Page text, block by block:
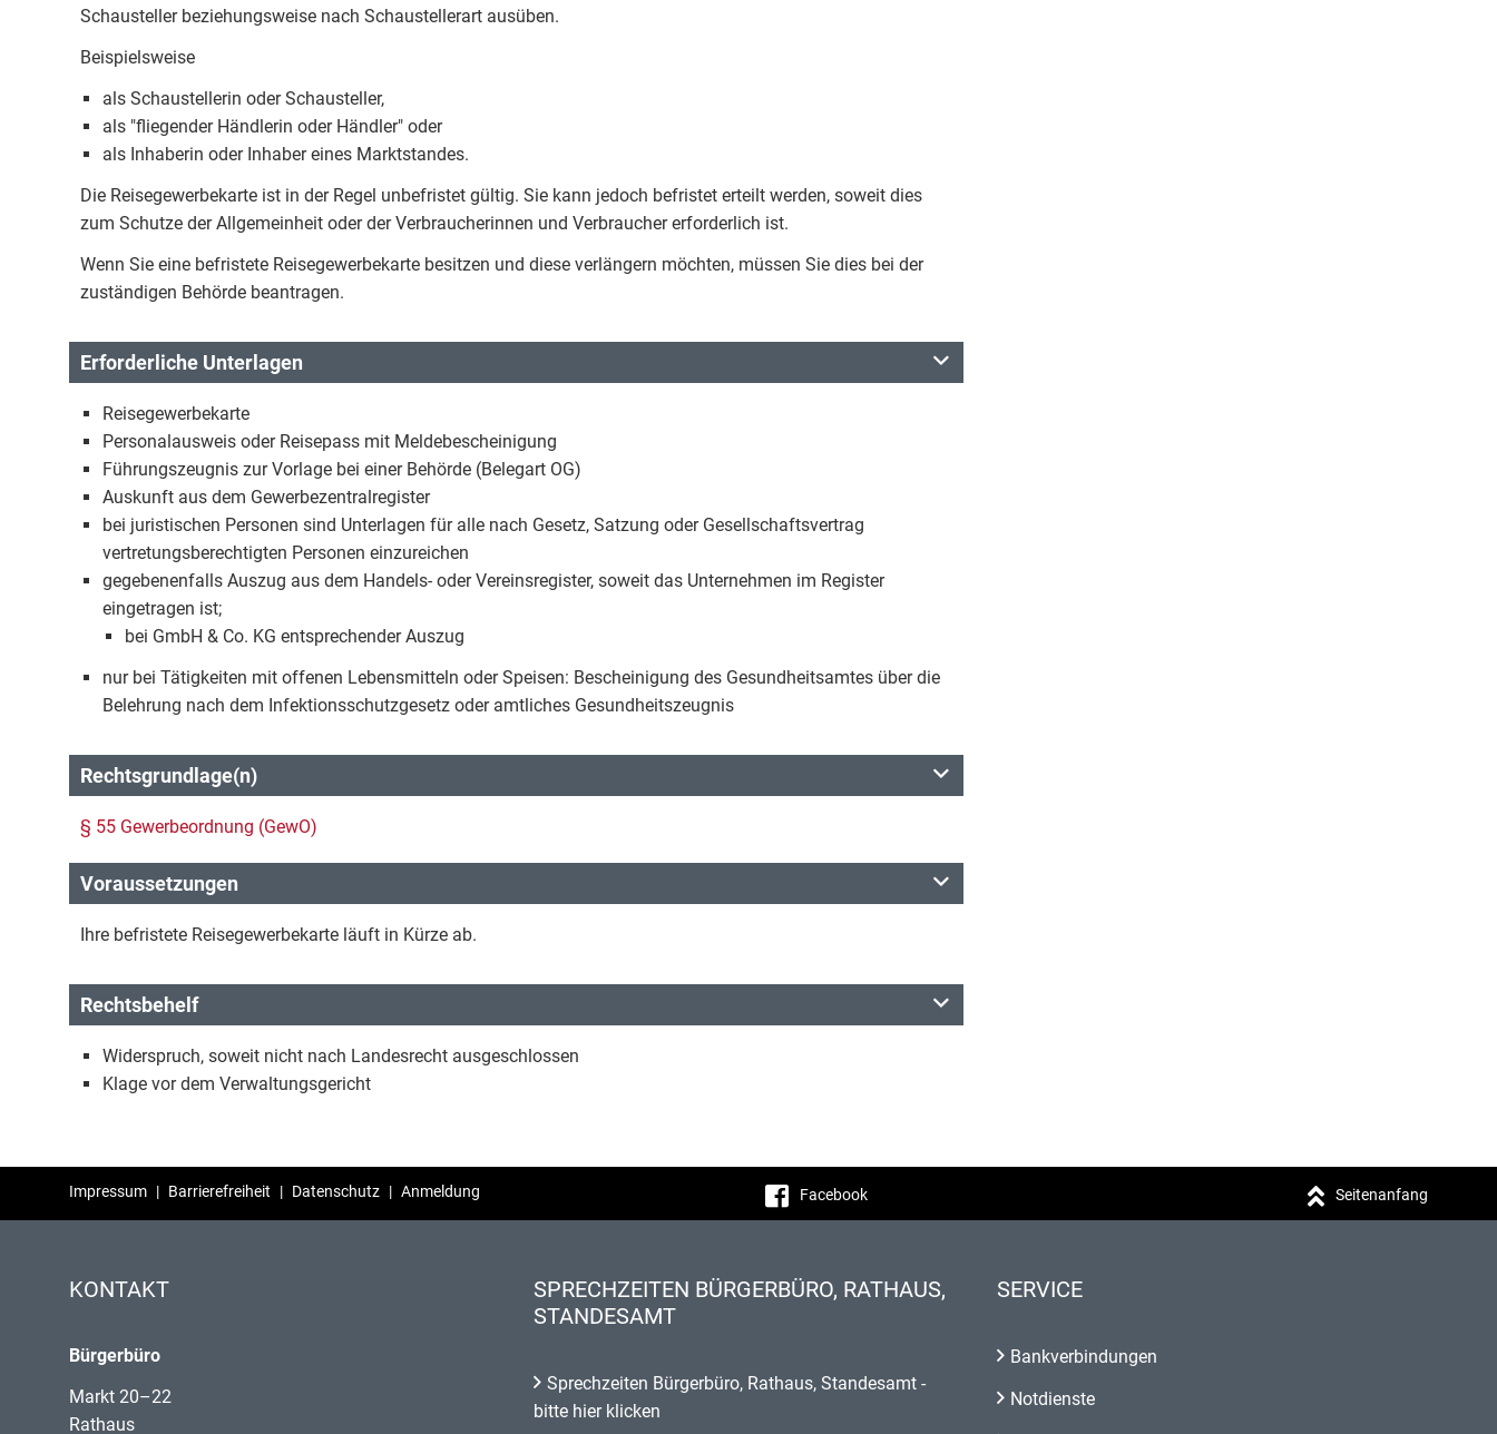
Schausteller beziehungsweise nach Schaustellerart ausüben.
Beispielsweise
als Schaustellerin oder Schausteller,
als "fliegender Händlerin oder Händler" oder
als Inhaberin oder Inhaber eines Marktstandes.
Die Reisegewerbekarte ist in der Regel unbefristet gültig. Sie kann jedoch befristet erteilt werden, soweit dies
zum Schutze der Allgemeinheit oder der Verbraucherinnen und Verbraucher erforderlich ist.
Wenn Sie eine befristete Reisegewerbekarte besitzen und diese verlängern möchten, müssen Sie dies bei der
zuständigen Behörde beantragen.
Erforderliche Unterlagen
Reisegewerbekarte
Personalausweis oder Reisepass mit Meldebescheinigung
Führungszeugnis zur Vorlage bei einer Behörde (Belegart OG)
Auskunft aus dem Gewerbezentralregister
bei juristischen Personen sind Unterlagen für alle nach Gesetz, Satzung oder Gesellschaftsvertrag
vertretungsberechtigten Personen einzureichen
gegebenenfalls Auszug aus dem Handels- oder Vereinsregister, soweit das Unternehmen im Register
eingetragen ist;
bei GmbH & Co. KG entsprechender Auszug
nur bei Tätigkeiten mit offenen Lebensmitteln oder Speisen: Bescheinigung des Gesundheitsamtes über die
Belehrung nach dem Infektionsschutzgesetz oder amtliches Gesundheitszeugnis
Rechtsgrundlage(n)
§ 55 Gewerbeordnung (GewO)
Voraussetzungen
Ihre befristete Reisegewerbekarte läuft in Kürze ab.
Rechtsbehelf
Widerspruch, soweit nicht nach Landesrecht ausgeschlossen
Klage vor dem Verwaltungsgericht
Impressum | Barrierefreiheit | Datenschutz | Anmeldung Facebook Seitenanfang
KONTAKT
Bürgerbüro
Markt 20–22
Rathaus
SPRECHZEITEN BÜRGERBÜRO, RATHAUS,
STANDESAMT
Sprechzeiten Bürgerbüro, Rathaus, Standesamt -
bitte hier klicken
SERVICE
Bankverbindungen
Notdienste